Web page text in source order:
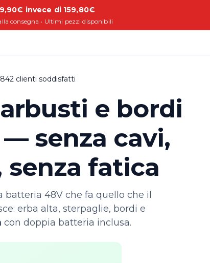
invece di 159,80€
consegna • Ultimi pezzi disponibili
clienti soddisfatti
e bordi
senza cavi,
senza fatica
48V che fa quello che il
erba alta, sterpaglie, bordi e
con doppia batteria inclusa.